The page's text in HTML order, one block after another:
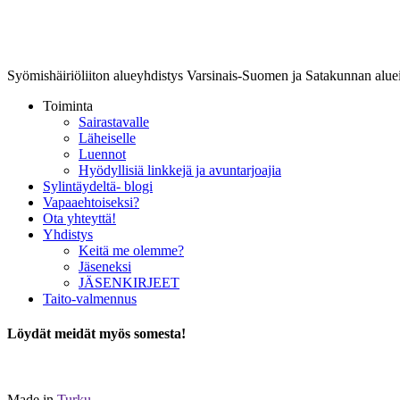
Syömishäiriöliiton alueyhdistys Varsinais-Suomen ja Satakunnan
Toiminta
Sairastavalle
Läheiselle
Luennot
Hyödyllisiä linkkejä ja avuntarjoajia
Sylintäydeltä- blogi
Vapaaehtoiseksi?
Ota yhteyttä!
Yhdistys
Keitä me olemme?
Jäseneksi
JÄSENKIRJEET
Taito-valmennus
Löydät meidät myös somesta!